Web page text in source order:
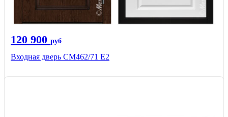
120 900 руб
Входная дверь СМ462/71 Е2